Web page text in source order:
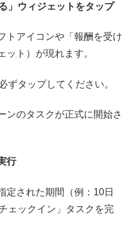
」ウィジェットをタップ
トアイコンや「報酬を受け
ト）が現れます。
ずタップしてください。
ンのタスクが正式に開始さ
行
定された期間（例：10日
ェックイン」タスクを完